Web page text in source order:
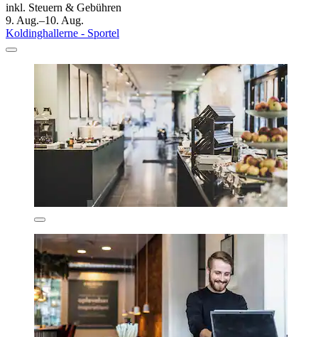
inkl. Steuern & Gebühren
9. Aug.–10. Aug.
Koldinghallerne - Sportel